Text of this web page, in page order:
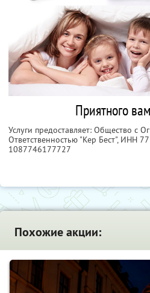
Приятного
Услуги предоставляет: Общество с
Ответственностью "Кер Бест", ИНН
1087746177727
Похожие акции: